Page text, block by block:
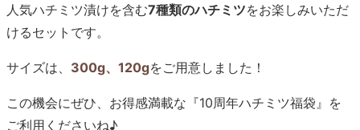
人気ハチミツ漬けを含む7種類のハチミツをお楽しみいただ
けるセットです。
サイズは、 300g、120gをご用意しました！
この機会にぜひ、お得感満載な『10周年ハチミツ福袋』を
ご利用くださいね♪